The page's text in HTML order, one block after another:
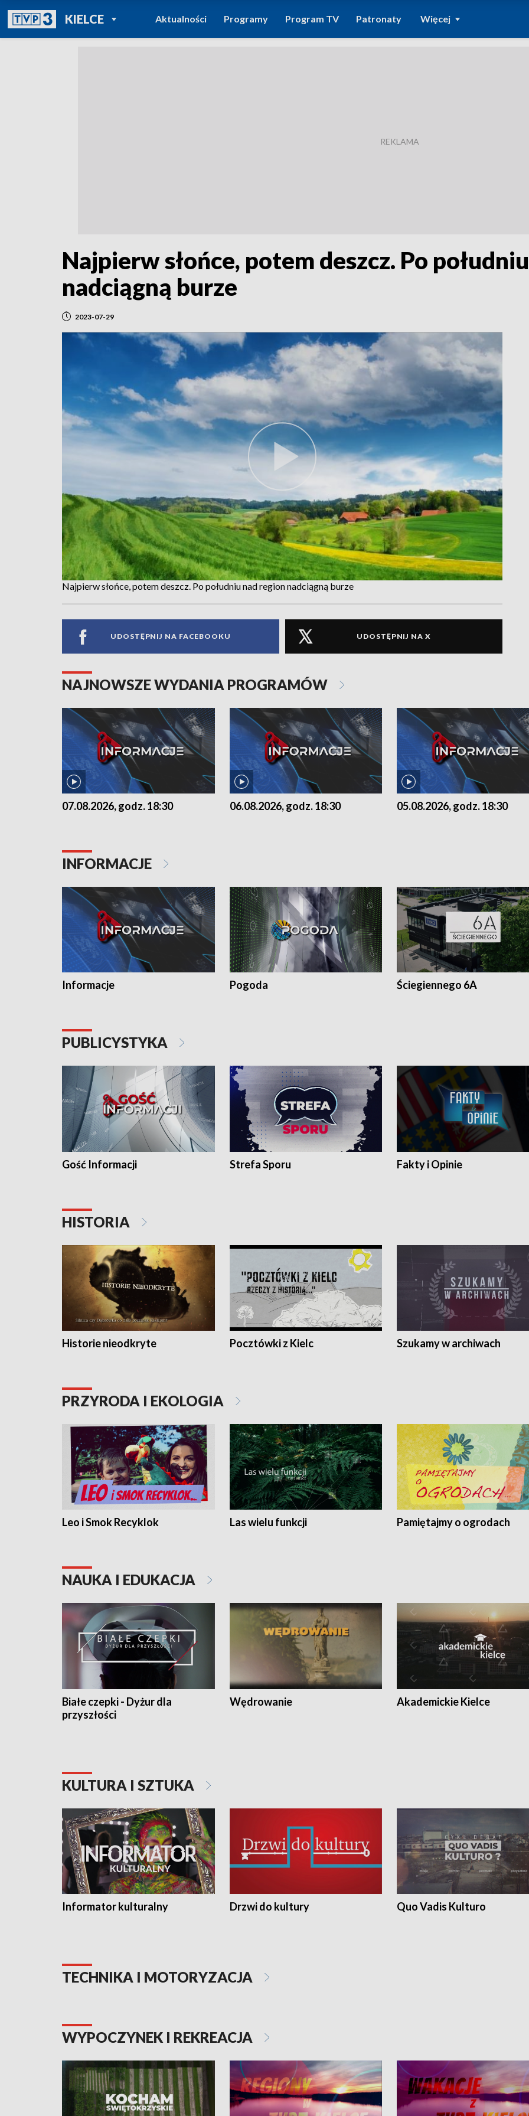
KIELCEPOWRÓT DO
TVP REGIONY
Aktualności Programy Program TV Patronaty Więcej
Najpierw słońce, potem deszcz. Po
nadciągną burze
2023-07-29
Najpierw słońce, potem deszcz. Po południu nad region nadciągną burze
UDOSTĘPNIJ NA FACEBOOKU UDOSTĘPNIJ NA X
NAJNOWSZE WYDANIA PROGRAMÓW
07.08.2026, godz. 18:30 06.08.2026, godz. 18:30 05.08.2026, godz. 18:30
INFORMACJE
Informacje Pogoda Ściegiennego 6A
PUBLICYSTYKA
Gość Informacji Strefa Sporu Fakty i Opinie
HISTORIA
Historie nieodkryte Pocztówki z Kielc Szukamy w archiwach
PRZYRODA I EKOLOGIA
Leo i Smok Recyklok Las wielu funkcji Pamiętajmy o ogrodach
NAUKA I EDUKACJA
Białe czepki - Dyżur dla
przyszłości
Wędrowanie Akademickie Kielce
KULTURA I SZTUKA
Informator kulturalny Drzwi do kultury Quo Vadis Kulturo
TECHNIKA I MOTORYZACJA
WYPOCZYNEK I REKREACJA